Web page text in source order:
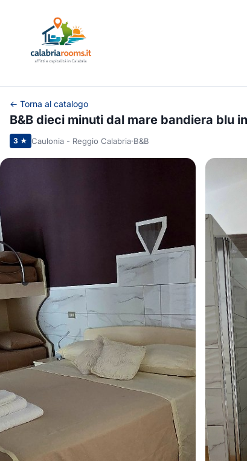
← Torna al catalogo
B&B dieci minuti dal mare bandiera blu
3 ★ Caulonia - Reggio Calabria·B&B